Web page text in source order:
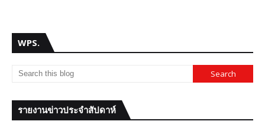
WPS.
รายงานข่าวประจำสัปดาห์